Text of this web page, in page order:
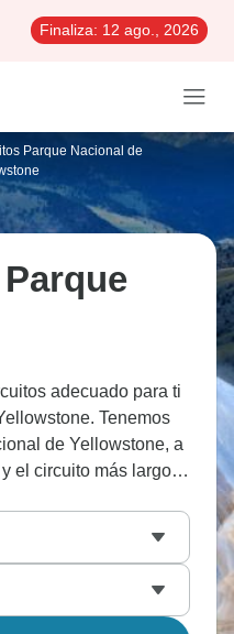
Finaliza: 12 ago., 2026
Parque Nacional de
adecuado para ti
Tenemos
de Yellowstone, a
el circuito más largo